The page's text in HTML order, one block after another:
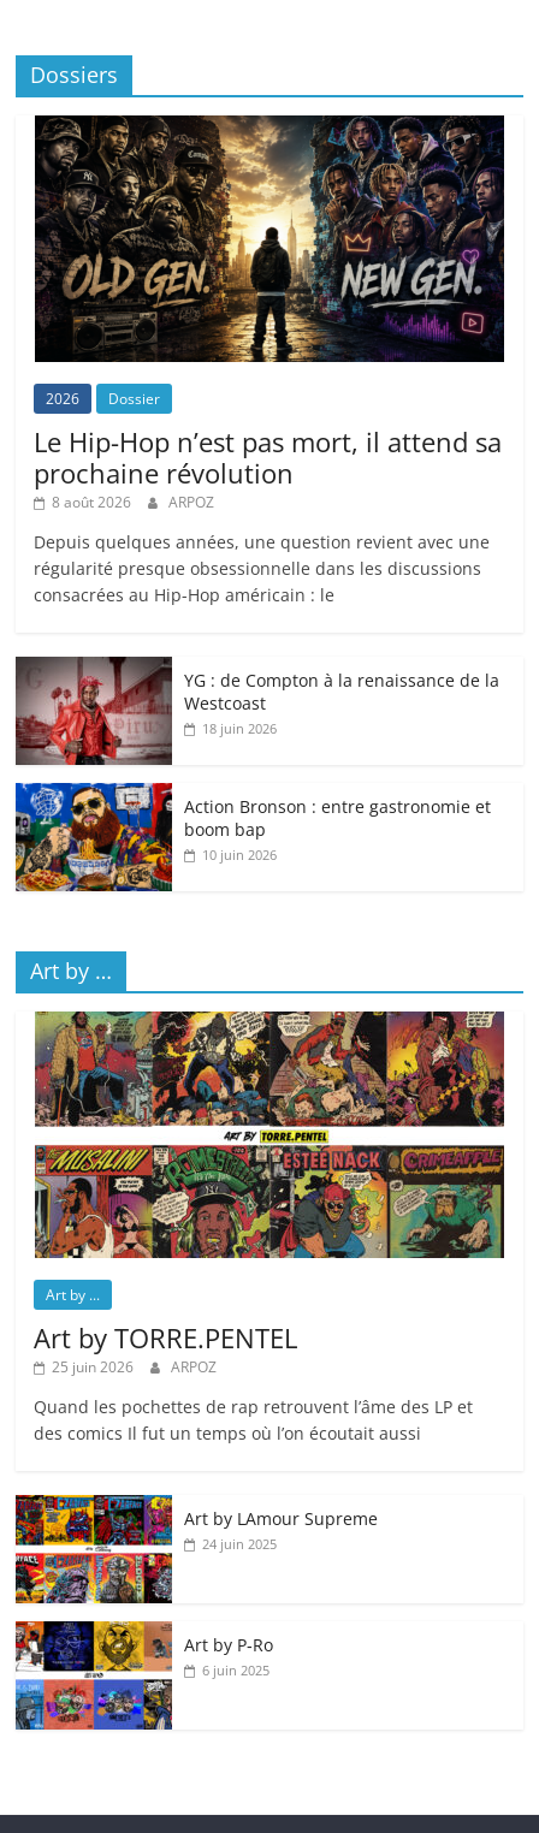
Dossiers
2026 Dossier
Le Hip-Hop n’est pas mort, il attend sa
prochaine révolution
8 août 2026 ARPOZ
Depuis quelques années, une question revient avec une
régularité presque obsessionnelle dans les discussions
consacrées au Hip-Hop américain : le
YG : de Compton à la renaissance de la
Westcoast
18 juin 2026
Action Bronson : entre gastronomie et
boom bap
10 juin 2026
Art by …
Art by ...
Art by TORRE.PENTEL
25 juin 2026 ARPOZ
Quand les pochettes de rap retrouvent l’âme des LP et
des comics Il fut un temps où l’on écoutait aussi
Art by LAmour Supreme
24 juin 2025
Art by P‑Ro
6 juin 2025